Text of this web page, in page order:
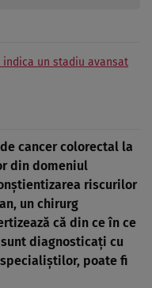
un stadiu avansat
cancer colorectal la
din domeniul
riscurilor
un chirurg
că din ce în ce
diagnosticați cu
poate fi